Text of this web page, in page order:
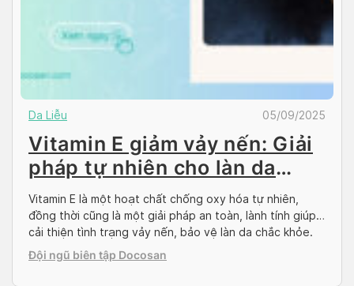
Da Liễu 05/09/2025
Vitamin E giảm vảy nến: Giải
pháp tự nhiên cho làn da
khỏe
Vitamin E là một hoạt chất chống oxy hóa tự nhiên,
đồng thời cũng là một giải pháp an toàn, lành tính giúp
cải thiện tình trạng vảy nến, bảo vệ làn da chắc khỏe.
Vậy sử dụng vitamin E giảm vảy nến như thế nào là đúng
và hiệu quả? Cùng tìm hiểu về […]
Đội ngũ biên tập Docosan